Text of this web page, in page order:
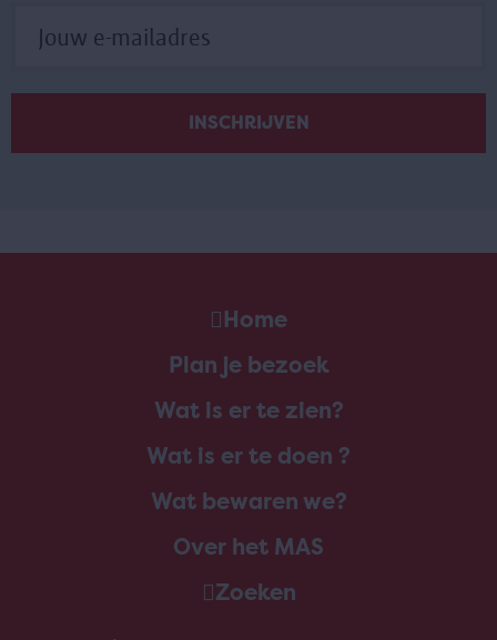
Home
Plan je bezoek
Wat is er te zien?
Wat is er te doen ?
Wat bewaren we?
Over het MAS
Zoeken